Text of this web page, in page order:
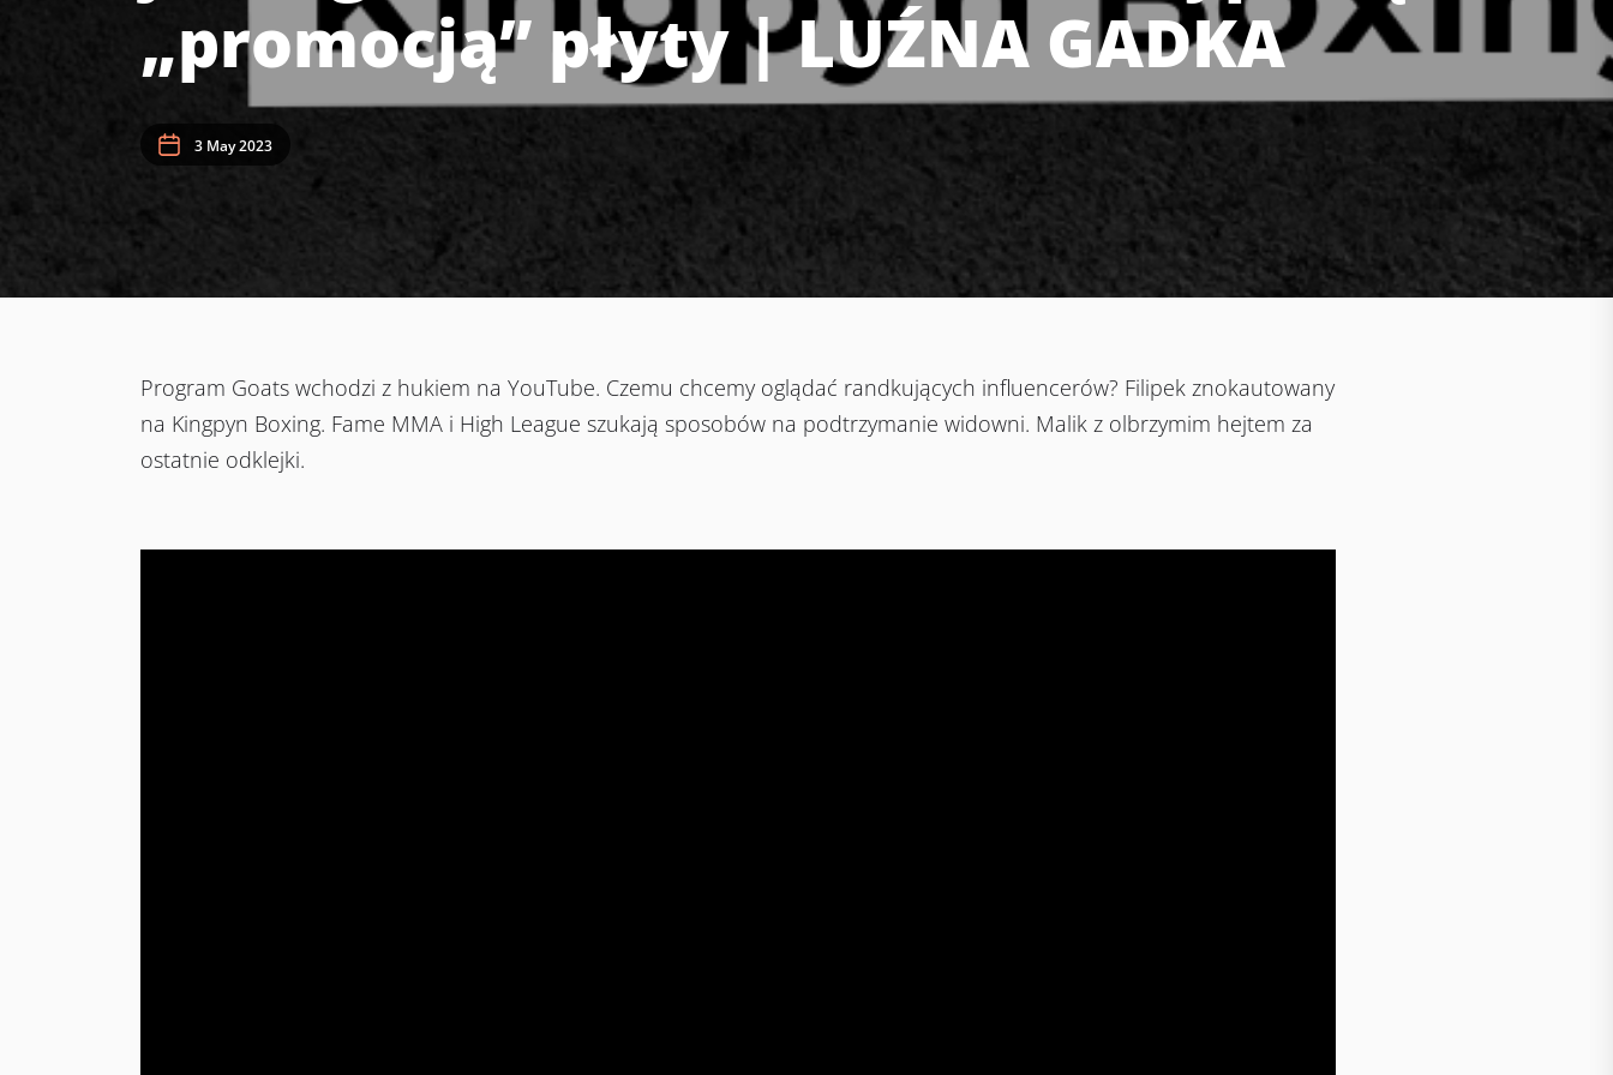
„promocją” płyty | LUŹNA GADKA
3 May 2023
Program Goats wchodzi z hukiem na YouTube. Czemu chcemy oglądać randkujących influencerów? Filipek znokautowany
na Kingpyn Boxing. Fame MMA i High League szukają sposobów na podtrzymanie widowni. Malik z olbrzymim hejtem za
ostatnie odklejki.